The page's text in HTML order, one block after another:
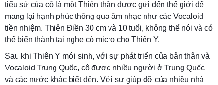
tiểu sử của cô là một Thiên thần được gửi đến thế giới để
mang lại hạnh phúc thông qua âm nhạc như các Vocaloid
tiền nhiệm. Thiên Điền 30 cm và 10 tuổi, không thể nói và có
thể biến thành tai nghe có micro cho Thiên Y.
Sau khi Thiên Y mới sinh, với sự phát triển của bản thân và
Vocaloid Trung Quốc, cô được nhiều người ở Trung Quốc
và các nước khác biết đến. Với sự giúp đỡ của nhiều nhà